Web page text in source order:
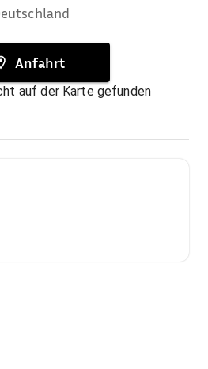
Anfahrt
auf der Karte gefunden